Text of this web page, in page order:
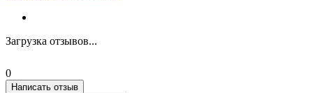
Загрузка отзывов...
0
Написать отзыв